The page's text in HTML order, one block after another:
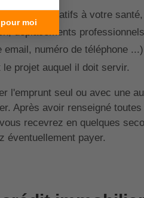
risques relatifs à votre
déplacements
numéro de téléphone
projet auquel il doit servir.
l'emprunt seul ou avec une
Après avoir renseigné
recevrez en quelques
éventuellement payer.